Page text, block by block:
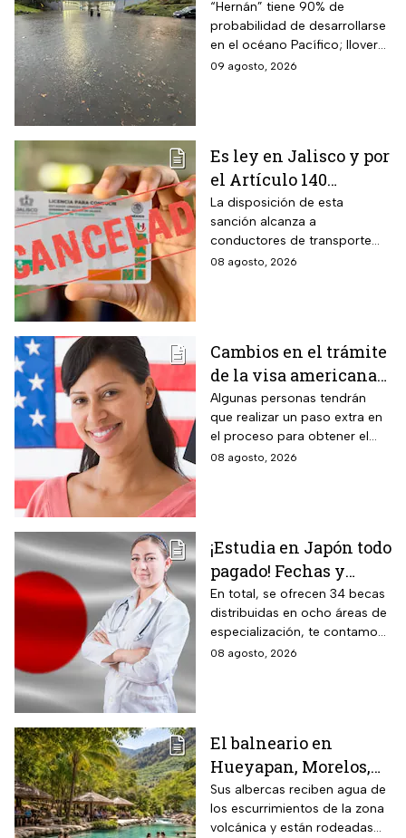
ciclones; “Hernán” se
coloca en el mapa del
Pacífico
“Hernán” tiene 90% de
probabilidad de desarrollarse
en el océano Pacífico; lloverá
muy fuerte en cuatro estados
09 agosto, 2026
Es ley en Jalisco y por
el Artículo 140
cancelarán la licencia
de conducir de por
vida a todos los
automovilistas que
La disposición de esta
sanción alcanza a
conductores de transporte
escolar, unidades de
común.
08 agosto, 2026
Cambios en el trámite
de la visa americana
2026 y para quiénes
aplica
Algunas personas tendrán
que realizar un paso extra en
el proceso para obtener el
documento que permite
08 agosto, 2026
¡Estudia en Japón todo
pagado! Fechas y
requisitos de la
convocatoria para
becas de estancias en
2026
En total, se ofrecen 34 becas
distribuidas en ocho áreas de
especialización, te contamos
todos los detalles.
08 agosto, 2026
El balneario en
Hueyapan, Morelos,
que combina albercas
cristalinas con la
Sus albercas reciben agua de
los escurrimientos de la zona
volcánica y están rodeadas